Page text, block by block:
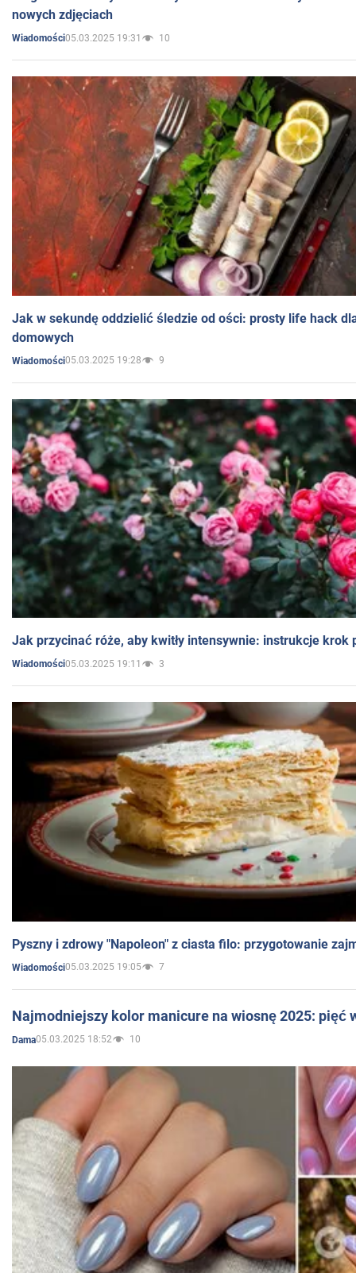
nowych zdjęciach
Wiadomości05.03.2025 19:31 10
Jak w sekundę oddzielić śledzie od ości: prosty life hack
domowych
Wiadomości05.03.2025 19:28 9
Jak przycinać róże, aby kwitły intensywnie: instrukcje krok
Wiadomości05.03.2025 19:11 3
Pyszny i zdrowy "Napoleon" z ciasta filo: przygotowanie
Wiadomości05.03.2025 19:05 7
Najmodniejszy kolor manicure na wiosnę 2025: pięć
Dama05.03.2025 18:52 10